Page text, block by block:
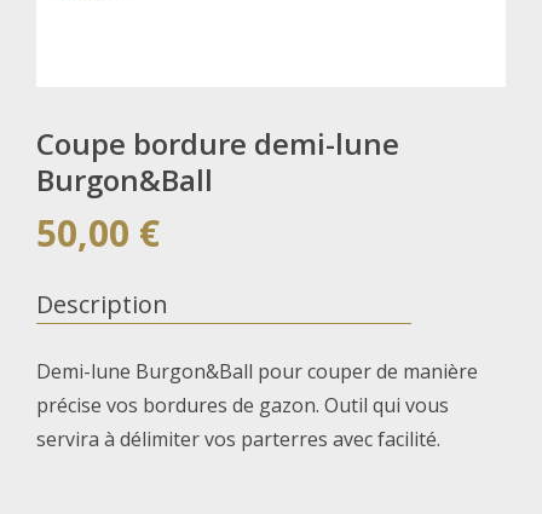
Coupe bordure demi-lune
Burgon&Ball
50,00 €
Description
Demi-lune Burgon&Ball pour couper de manière
précise vos bordures de gazon. Outil qui vous
servira à délimiter vos parterres avec facilité.